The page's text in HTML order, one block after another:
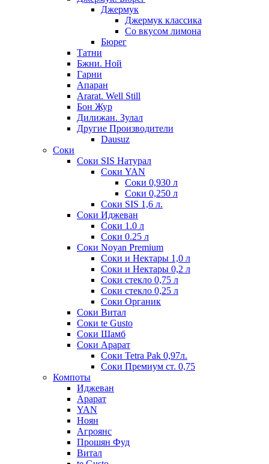
Джермук
Джермук классика
Со вкусом лимона
Бюрег
Татни
Бжни. Ной
Гарни
Апаран
Ararat. Well Still
Бон Жур
Дилижан. Зулал
Другие Производители
Dausuz
Соки
Соки SIS Натурал
Соки YAN
Соки 0,930 л
Соки 0,250 л
Соки SIS 1,6 л.
Соки Иджеван
Соки 1.0 л
Соки 0.25 л
Соки Noyan Premium
Соки и Нектары 1,0 л
Соки и Нектары 0,2 л
Соки стекло 0,75 л
Соки стекло 0,25 л
Соки Органик
Соки Витал
Соки te Gusto
Соки Шамб
Соки Арарат
Соки Tetra Pak 0,97л.
Соки Премиум ст. 0,75
Компоты
Иджеван
Арарат
YAN
Ноян
Агроянс
Прошян Фуд
Витал